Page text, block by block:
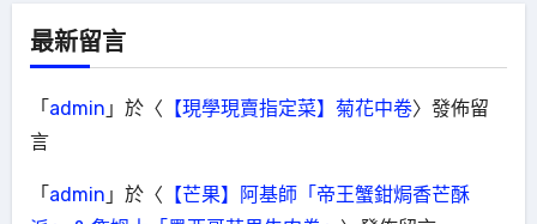
最新留言
「admin 」於〈 【現學現賣指定菜】菊花中卷〉發佈留
言
「admin 」於〈 【芒果】阿基師「帝王蟹鉗焗香芒酥